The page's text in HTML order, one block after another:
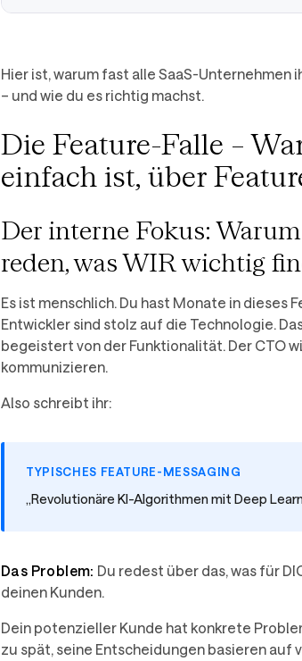
Hier ist, warum fast alle SaaS-Unternehmen
– und wie du es richtig machst.
Die Feature-Falle –
einfach ist, über
Der interne Fokus:
reden, was WIR wichtig
Es ist menschlich. Du hast Monate in dieses
Entwickler sind stolz auf die Technologie.
begeistert von der Funktionalität. Der CTO
kommunizieren.
Also schreibt ihr:
TYPISCHES FEATURE-MESSAGING
„Revolutionäre KI-Algorithmen mit Deep
Das Problem: Du redest über das, was für
deinen Kunden.
Dein potenzieller Kunde hat konkrete
zu spät, seine Entscheidungen basieren auf